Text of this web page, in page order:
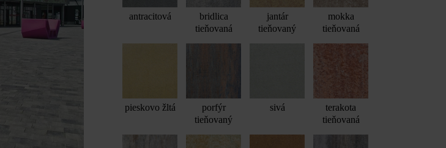
antracitová
bridlica
tieňovaná
jantár
tieňovaný
mokka
tieňovaná
pieskovo žltá
porfýr
tieňovaný
sivá
terakota
tieňovaná